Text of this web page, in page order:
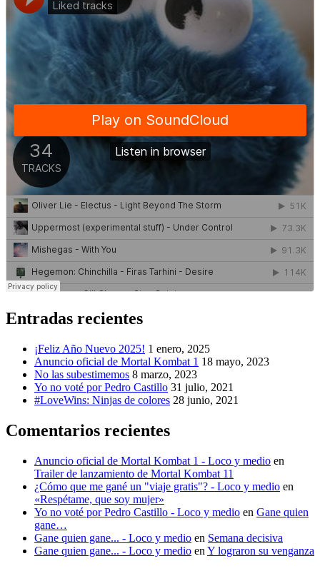
Entradas recientes
¡Feliz Año Nuevo 2025! 1 enero, 2025
Anuncio oficial de Mortal Kombat 1 18 mayo, 2023
No las subestimemos 8 marzo, 2023
Yo no voté por Pedro Castillo 31 julio, 2021
#LoveWins: Ninjas de colores 28 junio, 2021
Comentarios recientes
Anuncio oficial de Mortal Kombat 1 - Loco y medio en
Trailer de lanzamiento de Mortal Kombat 11
¿Cómo que me gané un "viaje gratis"? - Loco y medio en
«Respétame, que soy mujer»
Yo no voté por Pedro Castillo - Loco y medio en Gane quien
gane…
Gane quien gane... - Loco y medio en Semana decisiva
Gane quien gane... - Loco y medio en Y lograron su venganza